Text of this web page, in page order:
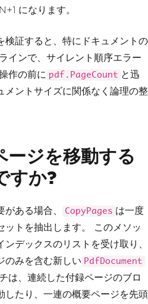
になります。
検証すると、特にドキュメントの
インで、サイレント順序エラー
作の前に pdf.PageCount と迅
メントサイズに関係なく論理の整
ージを移動する
すか?
ある場合、 CopyPages は一度
ットを抽出します。 このメソッ
ンデックスのリストを受け取り、
のみを含む新しい PdfDocument
は、連続した付録ページのブロ
したり、一連の概要ページを先頭